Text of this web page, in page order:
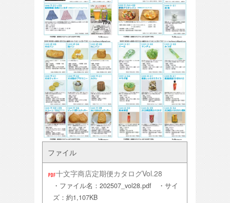
ファイル
十文字商店定期便カタログVol.28
・ファイル名：202507_vol28.pdf ・サイ
ズ：約1,107KB